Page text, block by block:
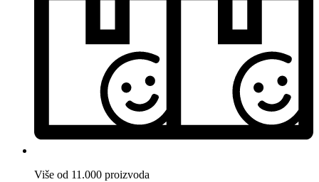
Više od 11.000 proizvoda